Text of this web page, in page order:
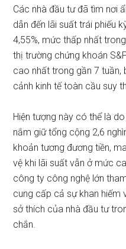
Các nhà đầu tư đã tìm nơi
dẫn đến lãi suất trái phiếu
4,55%, mức thấp nhất
thị trường chứng khoán
cao nhất trong gần 7
cảnh kinh tế toàn cầu suy
Hiện tượng này có thể là
nắm giữ tổng cộng 2,6
khoản tương đương tiền,
vệ khi lãi suất vẫn ở mức
công ty công nghệ lớn
cung cấp cả sự khan hiếm
sở thích của nhà đầu tư
chắn.